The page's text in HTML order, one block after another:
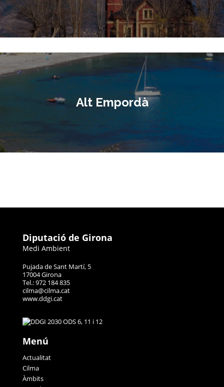
Alt Empordà
Diputació de Girona
Medi Ambient
Pujada de Sant Martí, 5
17004 Girona
Tel.: 972 184 835
cilma@cilma.cat
www.ddgi.cat
Menú
Actualitat
Cilma
Àmbits